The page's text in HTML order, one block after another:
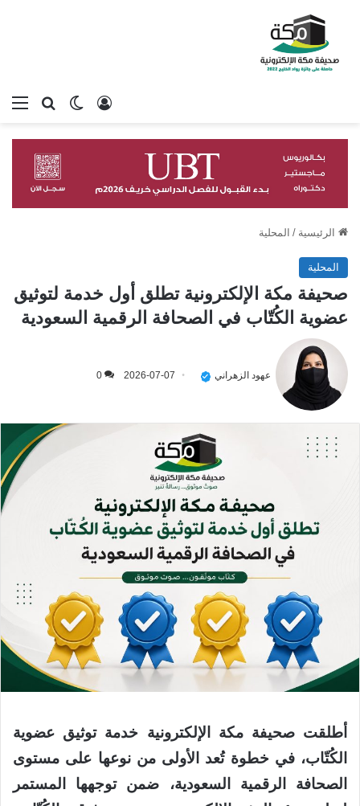
بحثالوضع
تسجيل الدخول
الرئيسية / المحلية
المحلية
صحيفة مكة الإلكترونية تطلق أول خدمة لتوثيق
عضوية الكُتّاب في الصحافة الرقمية السعودية
عهود الزهراني 2026-07-07
0
أطلقت صحيفة مكة الإلكترونية خدمة توثيق عضوية
الكُتّاب، في خطوة تُعد الأولى من نوعها على مستوى
الصحافة الرقمية السعودية، ضمن توجهها المستمر